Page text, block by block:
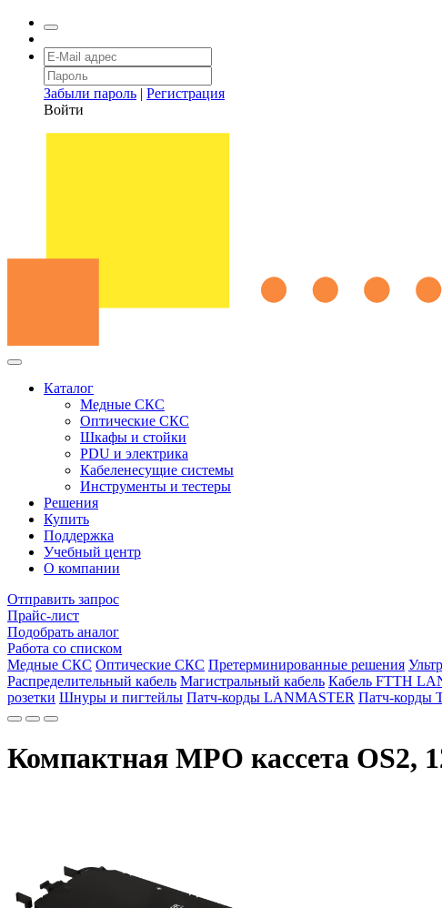
Забыли пароль | Регистрация
Войти
Каталог
Медные СКС
Оптические СКС
Шкафы и стойки
PDU и электрика
Кабеленесущие системы
Инструменты и тестеры
Решения
Купить
Поддержка
Учебный центр
О компании
Отправить запрос
Прайс-лист
Подобрать аналог
Работа со списком
Медные СКС Оптические СКС Претерминированные решения
Распределительный кабель Магистральный кабель Кабель FTTH
розетки Шнуры и пигтейлы Патч-корды LANMASTER Патч-корды
Компактная MPO кассета OS2,